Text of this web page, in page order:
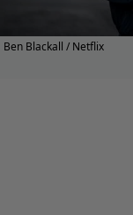
Ben Blackall / Netflix